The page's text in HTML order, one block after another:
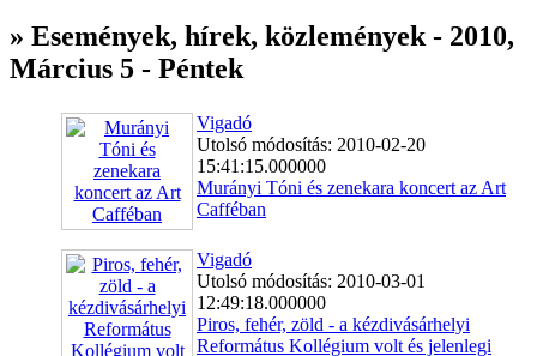
» Események, hírek, közlemények - 2010,
Március 5 - Péntek
Vigadó
Utolsó módosítás: 2010-02-20
15:41:15.000000
Murányi Tóni és zenekara koncert az Art
Cafféban
Vigadó
Utolsó módosítás: 2010-03-01
12:49:18.000000
Piros, fehér, zöld - a kézdivásárhelyi
Református Kollégium volt és jelenlegi